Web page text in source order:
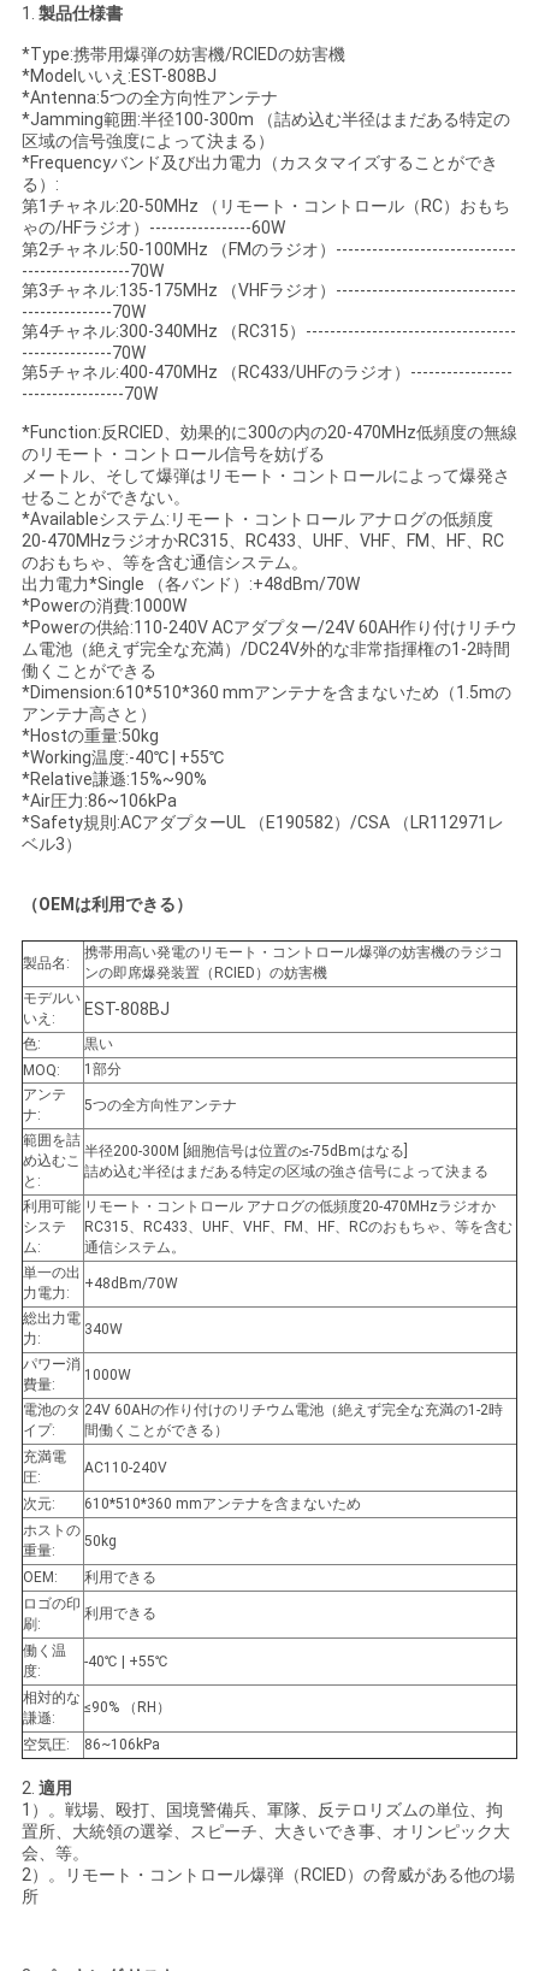
ー
ス
場
合
引
用
を
要
求
地
図
PRIVACY
POLICY
1. 製品仕様書
*Type:携帯用爆弾の妨害機/RCIEDの妨害機
*Modelいいえ:EST-808BJ
*Antenna:5つの全方向性アンテナ
*Jamming範囲:半径100-300m （詰め込む半径はまだある特定の
区域の信号強度によって決まる）
*Frequencyバンド及び出力電力（カスタマイズすることができ
る）:
第1チャネル:20-50MHz （リモート・コントロール（RC）おもち
ゃの/HFラジオ）-----------------60W
第2チャネル:50-100MHz （FMのラジオ）------------------------------
------------------70W
第3チャネル:135-175MHz （VHFラジオ）------------------------------
---------------70W
第4チャネル:300-340MHz （RC315）-----------------------------------
---------------70W
第5チャネル:400-470MHz （RC433/UHFのラジオ）-----------------
-----------------70W
*Function:反RCIED、効果的に300の内の20-470MHz低頻度の無線
のリモート・コントロール信号を妨げる
メートル、そして爆弾はリモート・コントロールによって爆発さ
せることができない。
*Availableシステム:リモート・コントロール アナログの低頻度
20-470MHzラジオかRC315、RC433、UHF、VHF、FM、HF、RC
のおもちゃ、等を含む通信システム。
出力電力*Single （各バンド）:+48dBm/70W
*Powerの消費:1000W
*Powerの供給:110-240V ACアダプター/24V 60AH作り付けリチウ
ム電池（絶えず完全な充満）/DC24V外的な非常指揮権の1-2時間
働くことができる
*Dimension:610*510*360 mmアンテナを含まないため（1.5mの
アンテナ高さと）
*Hostの重量:50kg
*Working温度:-40℃ | +55℃
*Relative謙遜:15%~90%
*Air圧力:86~106kPa
*Safety規則:ACアダプターUL （E190582）/CSA （LR112971レ
ベル3）
（OEMは利用できる）
製品名:
携帯用高い発電のリモート・コントロール爆弾の妨害機のラジコ
ンの即席爆発装置（RCIED）の妨害機
モデルい
いえ:
EST-808BJ
色:
黒い
MOQ:
1部分
アンテ
ナ:
5つの全方向性アンテナ
範囲を詰
め込むこ
と:
半径200-300M [細胞信号は位置の≤-75dBmはなる]
詰め込む半径はまだある特定の区域の強さ信号によって決まる
利用可能
システ
ム:
リモート・コントロール アナログの低頻度20-470MHzラジオか
RC315、RC433、UHF、VHF、FM、HF、RCのおもちゃ、等を含む
通信システム。
単一の出
力電力:
+48dBm/70W
総出力電
力:
340W
パワー消
費量:
1000W
電池のタ
イプ:
24V 60AHの作り付けのリチウム電池（絶えず完全な充満の1-2時
間働くことができる）
充満電
圧:
AC110-240V
次元:
610*510*360 mmアンテナを含まないため
ホストの
重量:
50kg
OEM:
利用できる
ロゴの印
刷:
利用できる
働く温
度:
-40℃ | +55℃
相対的な
謙遜:
≤90% （RH）
空気圧: 86~106kPa
2. 適用
1）。戦場、殴打、国境警備兵、軍隊、反テロリズムの単位、拘
置所、大統領の選挙、スピーチ、大きいでき事、オリンピック大
会、等。
2）。リモート・コントロール爆弾（RCIED）の脅威がある他の場
所